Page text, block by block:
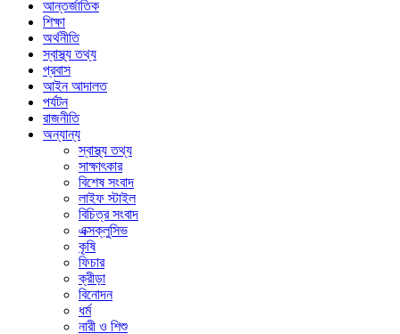
আন্তর্জাতিক
শিক্ষা
অর্থনীতি
স্বাস্থ্য তথ্য
প্রবাস
আইন আদালত
পর্যটন
রাজনীতি
অন্যান্য
স্বাস্থ্য তথ্য
সাক্ষাৎকার
বিশেষ সংবাদ
লাইফ স্টাইল
বিচিত্র সংবাদ
এক্সক্লুসিভ
কৃষি
ফিচার
ক্রীড়া
বিনোদন
ধর্ম
নারী ও শিশু